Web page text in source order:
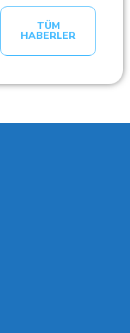
TÜM
HABERLER